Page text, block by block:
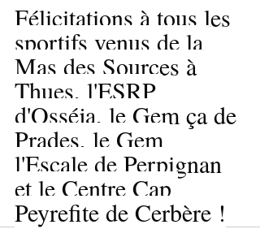
Félicitations à tous les
sportifs venus de la
Mas des Sources à
Thues, l'ESRP
d'Osséja, le Gem ça de
Prades, le Gem
l'Escale de Perpignan
et le Centre Cap
Peyrefite de Cerbère !